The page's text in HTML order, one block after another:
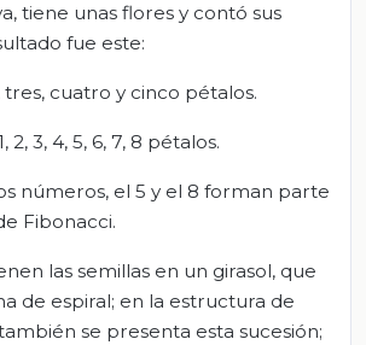
tiene unas flores y contó sus
fue este:
tres, cuatro y cinco pétalos.
2, 3, 4, 5, 6, 7, 8 pétalos.
números, el 5 y el 8 forman parte
Fibonacci.
las semillas en un girasol, que
de espiral; en la estructura de
se presenta esta sucesión;